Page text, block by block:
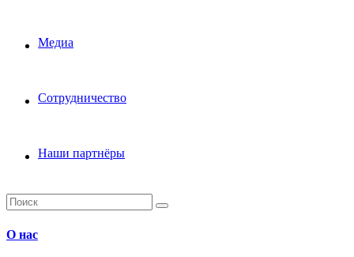
Медиа
Сотрудничество
Наши партнёры
О нас